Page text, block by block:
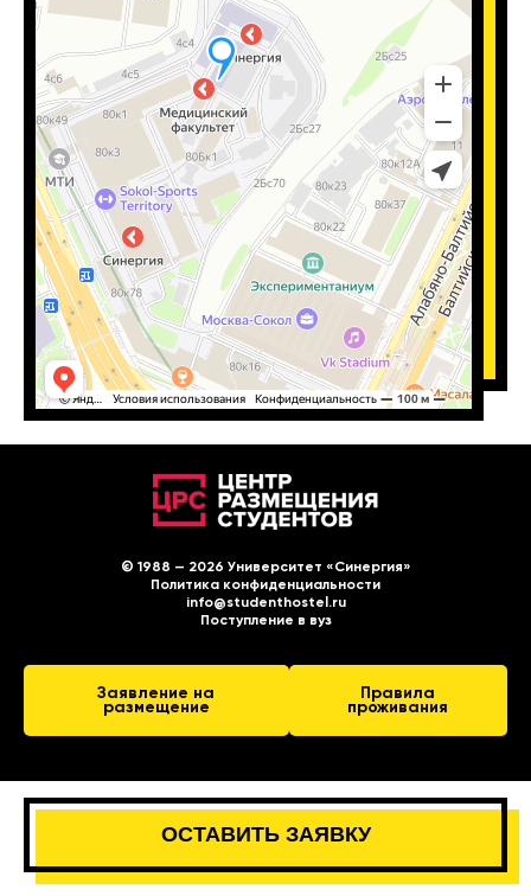
Заявление на
размещение
Правила
проживания
© 1988 — 2026 Университет «Синергия»
Политика конфиденциальности
info@studenthostel.ru
Поступление в вуз